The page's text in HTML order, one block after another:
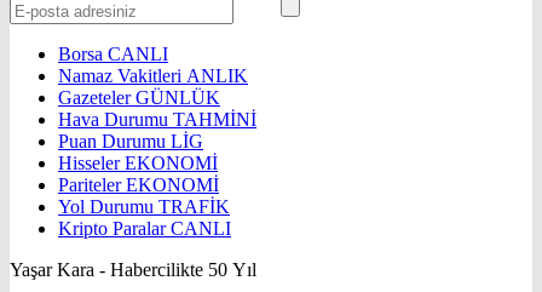
Borsa CANLI
Namaz Vakitleri ANLIK
GazetelerGÜNLÜK
Hava Durumu TAHMİNİ
Puan Durumu LİG
HisselerEKONOMİ
ParitelerEKONOMİ
Yol Durumu TRAFİK
Kripto ParalarCANLI
Yaşar Kara - Habercilikte 50 Yıl